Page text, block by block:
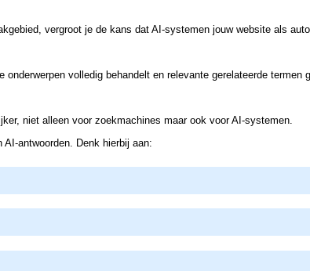
vergroot je de kans dat AI-systemen jouw website als
volledig behandelt en relevante gerelateerde termen
niet alleen voor zoekmachines maar ook voor AI-systemen.
antwoorden. Denk hierbij aan: